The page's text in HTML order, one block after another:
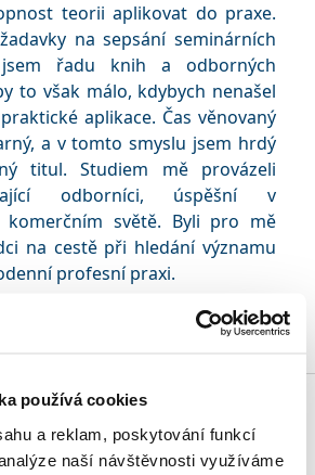
používá cookies
a reklam, poskytování funkcí
naší návštěvnosti využíváme
teorii aplikovat do praxe.
na sepsání seminárních
řadu knih a odborných
to však málo, kdybych nenašel
aplikace. Čas věnovaný
a v tomto smyslu jsem hrdý
titul. Studiem mě provázeli
odborníci, úspěšní v
komerčním světě. Byli pro mě
na cestě při hledání významu
profesní praxi.